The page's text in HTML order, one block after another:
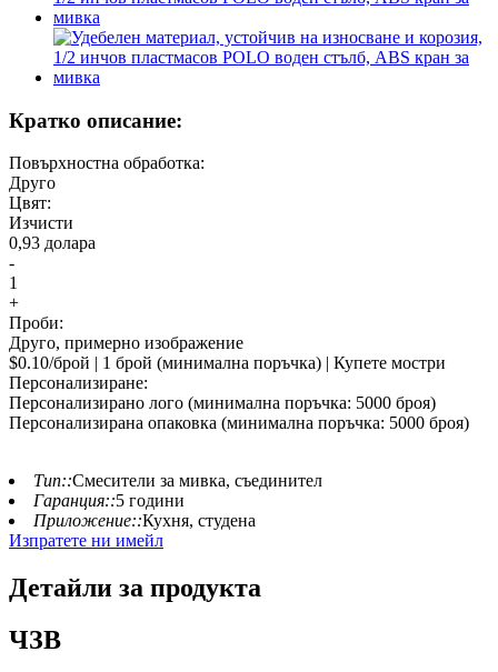
Кратко описание:
Повърхностна обработка:
Друго
Цвят:
Изчисти
0,93 долара
-
1
+
Проби:
Друго, примерно изображение
$0.10/брой | 1 брой (минимална поръчка) | Купете мостри
Персонализиране:
Персонализирано лого (минимална поръчка: 5000 броя)
Персонализирана опаковка (минимална поръчка: 5000 броя)
Тип::Смесители за мивка, съединител
Гаранция::5 години
Приложение::Кухня, студена
Изпратете ни имейл
Детайли за продукта
ЧЗВ